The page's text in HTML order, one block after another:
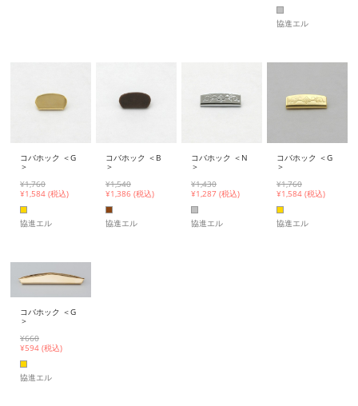
協進エル
コバホック ＜G
＞
¥1,760
¥1,584 (税込)
協進エル
コバホック ＜B
＞
¥1,540
¥1,386 (税込)
協進エル
コバホック ＜N
＞
¥1,430
¥1,287 (税込)
協進エル
コバホック ＜G
＞
¥1,760
¥1,584 (税込)
協進エル
コバホック ＜G
＞
¥660
¥594 (税込)
協進エル